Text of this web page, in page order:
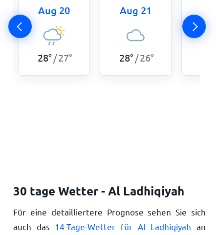
Aug 20
28° /27°
Aug 21
28° /26°
30 tage Wetter - Al Ladhiqiyah
Für eine detailliertere Prognose sehen Sie sich
auch das 14-Tage-Wetter für Al Ladhiqiyah an